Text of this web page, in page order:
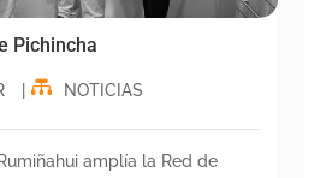
Pichincha
NOTICIAS
amplía la Red de